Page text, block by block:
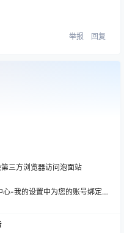
举报 回复
三方浏览器访问泡面站
我的设置中为您的账号绑定邮箱!